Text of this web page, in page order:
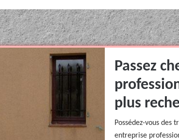
Passez
plus
Possédez-vous des
entreprise